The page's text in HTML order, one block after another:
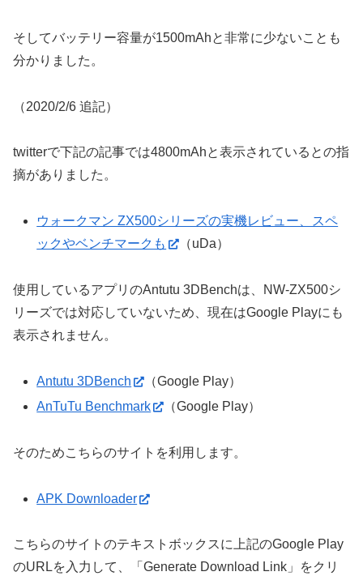
そしてバッテリー容量が1500mAhと非常に少ないことも
分かりました。
（2020/2/6 追記）
twitterで下記の記事では4800mAhと表示されているとの指
摘がありました。
ウォークマン ZX500シリーズの実機レビュー、スペ
ックやベンチマークも
（uDa）
使用しているアプリのAntutu 3DBenchは、NW-ZX500シ
リーズでは対応していないため、現在はGoogle Playにも
表示されません。
Antutu 3DBench
（Google Play）
AnTuTu Benchmark
（Google Play）
そのためこちらのサイトを利用します。
APK Downloader
こちらのサイトのテキストボックスに上記のGoogle Play
のURLを入力して、「Generate Download Link」をクリ